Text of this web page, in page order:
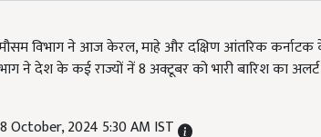
विभाग ने आज केरल, माहे और दक्षिण आंतरिक
ने देश के कई राज्यों नें 8 अक्टूबर को भारी बारिश का
October, 2024 5:30 AM IST